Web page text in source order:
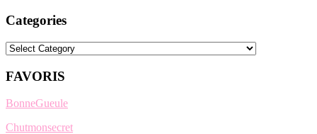
Categories
Categories
FAVORIS
BonneGueule
Chutmonsecret